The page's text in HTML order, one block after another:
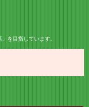
を目指しています。